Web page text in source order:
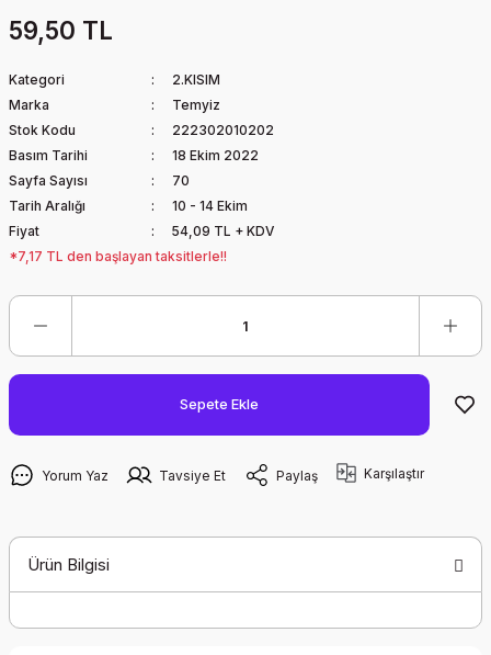
59,50 TL
Kategori
2.KISIM
Marka
Temyiz
Stok Kodu
222302010202
Basım Tarihi
18 Ekim 2022
Sayfa Sayısı
70
Tarih Aralığı
10 - 14 Ekim
Fiyat
54,09 TL + KDV
*7,17 TL den başlayan taksitlerle!!
Sepete Ekle
Yorum Yaz Tavsiye Et Paylaş Karşılaştır
Ürün Bilgisi